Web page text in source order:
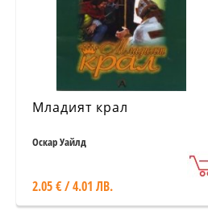
Младият крал
Оскар Уайлд
2.05 € / 4.01 ЛВ.